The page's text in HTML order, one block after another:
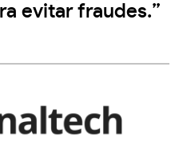
evitar fraudes.”